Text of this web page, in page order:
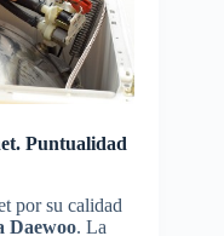
Puntualidad
por su calidad
Daewoo. La